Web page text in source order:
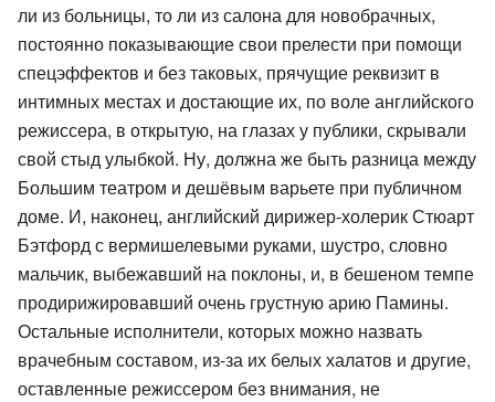
ли из больницы, то ли из салона для новобрачных,
постоянно показывающие свои прелести при помощи
спецэффектов и без таковых, прячущие реквизит в
интимных местах и достающие их, по воле английского
режиссера, в открытую, на глазах у публики, скрывали
свой стыд улыбкой. Ну, должна же быть разница между
Большим театром и дешёвым варьете при публичном
доме. И, наконец, английский дирижер-холерик Стюарт
Бэтфорд с вермишелевыми руками, шустро, словно
мальчик, выбежавший на поклоны, и, в бешеном темпе
продирижировавший очень грустную арию Памины.
Остальные исполнители, которых можно назвать
врачебным составом, из-за их белых халатов и другие,
оставленные режиссером без внимания, не